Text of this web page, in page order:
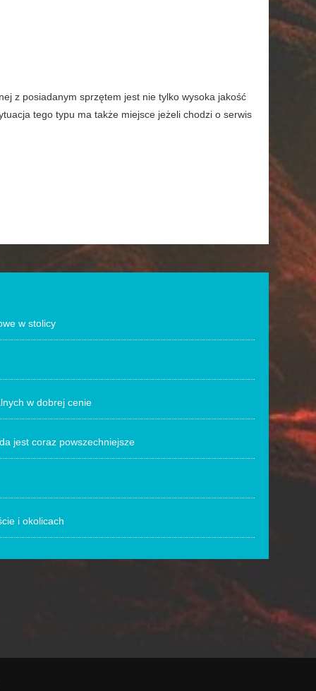
z posiadanym sprzętem jest nie tylko wysoka jakość
tego typu ma także miejsce jeżeli chodzi o serwis
w stolicy
w dobrej cenie
jest coraz powszechniejsze
i okolicach